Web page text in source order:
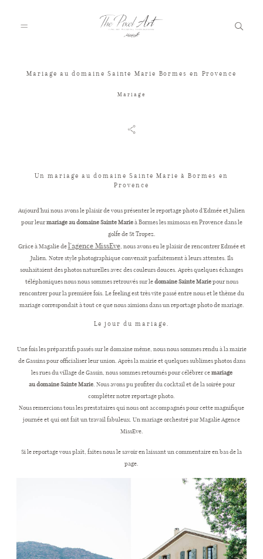
TARIFS
JOURNAL
VOTRE REPORTAGE
CONTACT
Mariage au domaine Sainte Marie Bormes en Provence
Mariage
Un mariage au domaine Sainte Marie à Bormes en
Provence
Aujourd’hui nous avons le plaisir de vous présenter le reportage photo d’Edmée et Julien
pour leurmariage audomaine Sainte Marieà Bormes les mimosas en Provence dans le
golfe de St Tropez.
Grâce à Magalie del’agence MissEve, nous avons eu le plaisir de rencontrer Edmée et
Julien. Notre style photographique convenait parfaitement à leurs attentes. Ils
souhaitaient des photos naturelles avec des couleurs douces. Après quelques échanges
téléphoniques nous nous sommes retrouvés sur ledomaine Sainte Mariepour nous
rencontrer pour la première fois. Le feeling est très vite passé entre nous et le thème du
mariage correspondait à tout ce que nous aimions dans un reportage photo de mariage.
Le jour du mariage.
Une fois les préparatifs passés sur le domaine même, nous nous sommes rendu à la mairie
de Gassins pour officialiser leur union. Après la mairie et quelques sublimes photos dans
les rues du village de Gassin, nous sommes retournés pour célébrer cemariage
audomaine Sainte Marie. Nous avons pu profiter du cocktail et de la soirée pour
compléter notre reportage photo.
Nous remercions tous les prestataires qui nous ont accompagnés pour cette magnifique
journée et qui ont fait un travail fabuleux. Un mariage orchestré par Magalie Agence
MissEve.
Si le reportage vous plaît, faites nous le savoir en laissant un commentaire en bas de la
page.